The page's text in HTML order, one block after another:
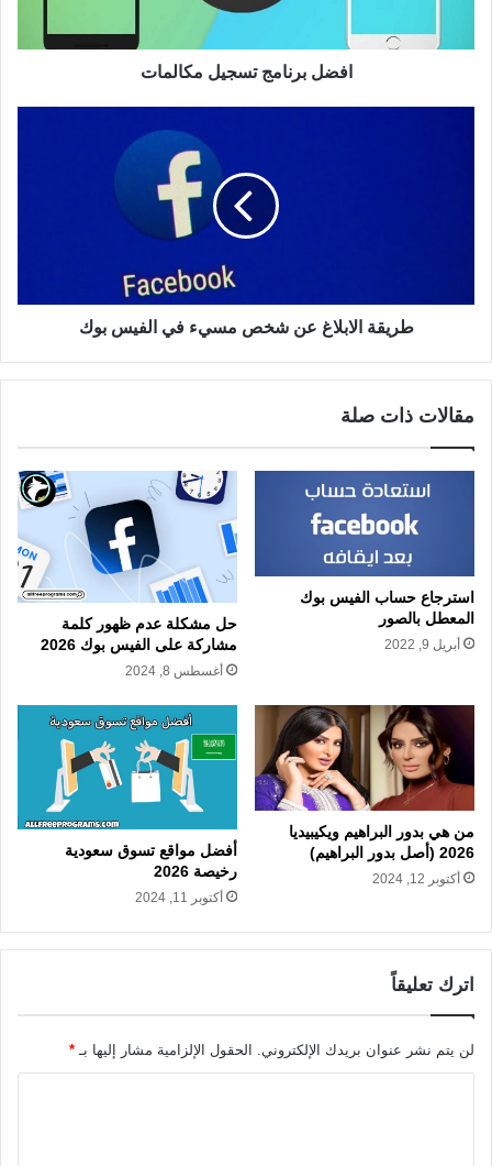
افضل برنامج تسجيل مكالمات
طريقة الابلاغ عن شخص مسيء في الفيس بوك
مقالات ذات صلة
استرجاع حساب الفيس بوك
المعطل بالصور
أبريل 9, 2022
حل مشكلة عدم ظهور كلمة
مشاركة على الفيس بوك 2026
أغسطس 8, 2024
من هي بدور البراهيم ويكيبيديا
2026 (أصل بدور البراهيم)
أكتوبر 12, 2024
أفضل مواقع تسوق سعودية
رخيصة 2026
أكتوبر 11, 2024
اترك تعليقاً
لن يتم نشر عنوان بريدك الإلكتروني. الحقول الإلزامية مشار إليها بـ *